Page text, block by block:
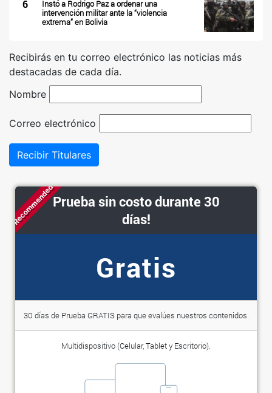
6
Instó a Rodrigo Paz a ordenar una
intervención militar ante la “violencia
extrema” en Bolivia
Recibirás en tu correo electrónico las noticias más
destacadas de cada día.
Nombre
Correo electrónico
Recibir Titulares
RecommendedPrueba sin costo durante 30
días!
Gratis
30 días de Prueba GRATIS para que evalúes nuestros contenidos.
Multidispositivo (Celular, Tablet y Escritorio).